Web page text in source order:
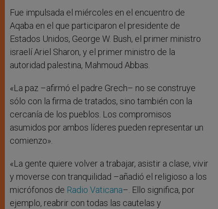
Fue impulsada el miércoles en el encuentro de
Aqaba en el que participaron el presidente de
Estados Unidos, George W. Bush, el primer ministro
israelí Ariel Sharon, y el primer ministro de la
autoridad palestina, Mahmoud Abbas.
«La paz –afirmó el padre Grech– no se construye
sólo con la firma de tratados, sino también con la
cercanía de los pueblos. Los compromisos
asumidos por ambos líderes pueden representar un
comienzo».
«La gente quiere volver a trabajar, asistir a clase, vivir
y moverse con tranquilidad –añadió el religioso a los
micrófonos de Radio Vaticana–. Ello significa, por
ejemplo, reabrir con todas las cautelas y